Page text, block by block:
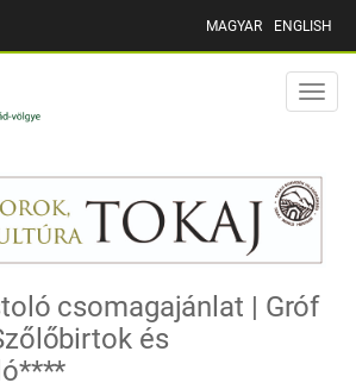
MAGYAR ENGLISH
Toggle
csomagajánlat | Gróf
és